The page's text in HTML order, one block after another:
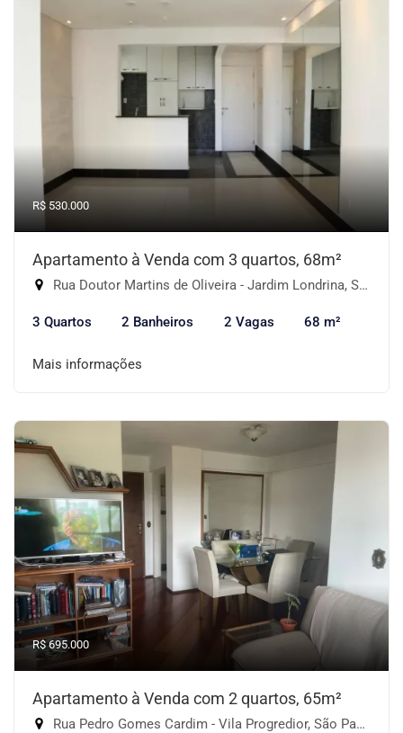
R$ 530.000
Apartamento à Venda com 3 quartos, 68m²
Rua Doutor Martins de Oliveira - Jardim Londrina, São Paulo-SP
3 Quartos 2 Banheiros 2 Vagas 68 m²
Mais informações
R$ 695.000
Apartamento à Venda com 2 quartos, 65m²
Rua Pedro Gomes Cardim - Vila Progredior, São Paulo-SP